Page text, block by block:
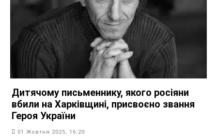
Дитячому письменнику, якого росіяни
вбили на Харківщині, присвоєно звання
Героя України
01 Жовтня 2025, 16:20